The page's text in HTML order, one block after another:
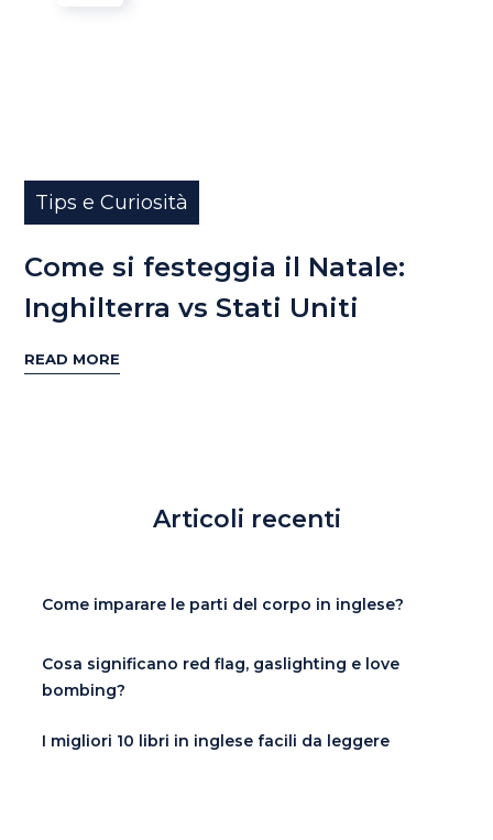
Tips e Curiosità
Come si festeggia il Natale:
Inghilterra vs Stati Uniti
READ MORE
Articoli recenti
Come imparare le parti del corpo in inglese?
Cosa significano red flag, gaslighting e love
bombing?
I migliori 10 libri in inglese facili da leggere